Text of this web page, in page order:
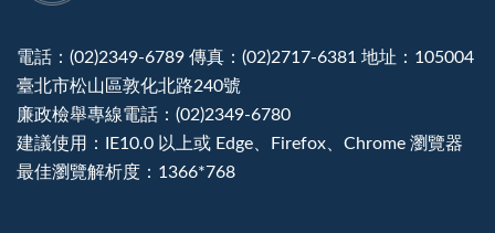
電話：(02)2349-6789 傳真：(02)2717-6381 地址：105004
臺北市松山區敦化北路240號
廉政檢舉專線電話：(02)2349-6780
建議使用：IE10.0 以上或 Edge、Firefox、Chrome 瀏覽器
最佳瀏覽解析度：1366*768